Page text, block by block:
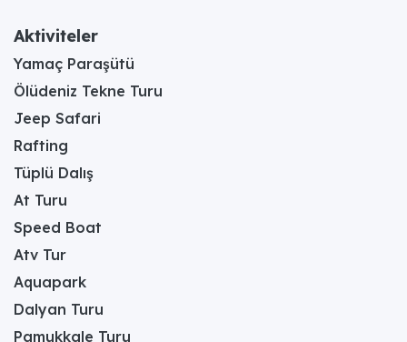
Aktiviteler
Yamaç Paraşütü
Ölüdeniz Tekne Turu
Jeep Safari
Rafting
Tüplü Dalış
At Turu
Speed Boat
Atv Tur
Aquapark
Dalyan Turu
Pamukkale Turu